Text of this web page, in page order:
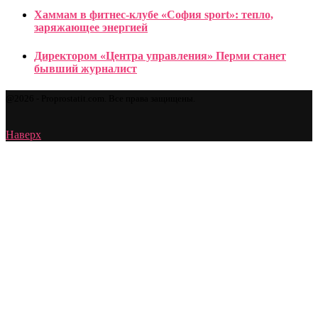
Хаммам в фитнес-клубе «София sport»: тепло,
заряжающее энергией
Директором «Центра управления» Перми станет
бывший журналист
Наверх